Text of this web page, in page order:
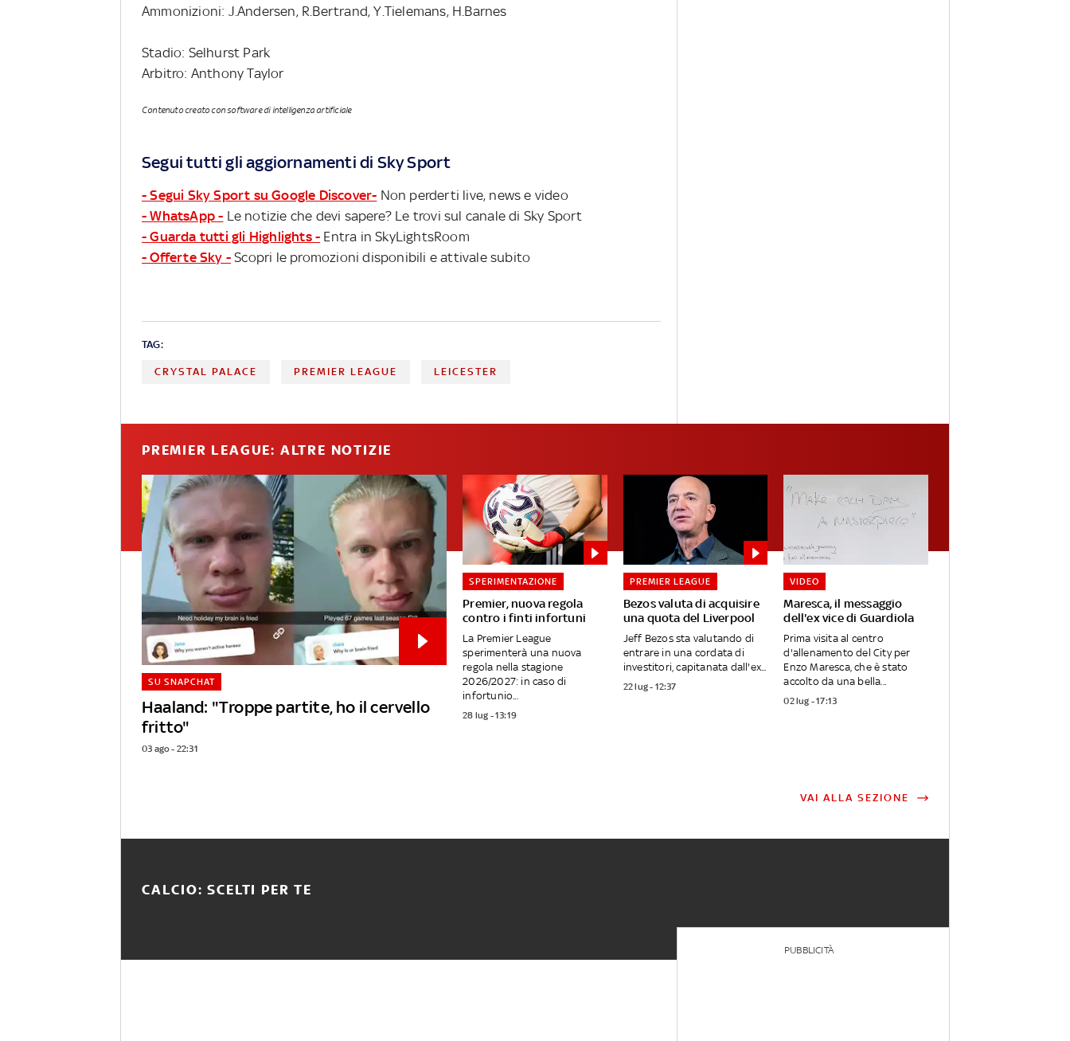
Ammonizioni: J.Andersen, R.Bertrand, Y.Tielemans, H.Barnes
Stadio: Selhurst Park
Arbitro: Anthony Taylor
Contenuto creato con software di intelligenza artificiale
Segui tutti gli aggiornamenti di Sky Sport
- Segui Sky Sport su Google Discover- Non perderti live, news e video
- WhatsApp - Le notizie che devi sapere? Le trovi sul canale di Sky Sport
- Guarda tutti gli Highlights - Entra in SkyLightsRoom
- Offerte Sky - Scopri le promozioni disponibili e attivale subito
TAG:
CRYSTAL PALACE PREMIER LEAGUE LEICESTER
PREMIER LEAGUE: ALTRE NOTIZIE
Haaland: "Troppe partite, ho il cervello
fritto"
SU SNAPCHAT
03 ago - 22:31
Premier, nuova regola
contro i finti infortuni
SPERIMENTAZIONE
La Premier League
sperimenterà una nuova
regola nella stagione
2026/2027: in caso di
infortunio...
28 lug - 13:19
Bezos valuta di acquisire
una quota del Liverpool
PREMIER LEAGUE
Jeff Bezos sta valutando di
entrare in una cordata di
investitori, capitanata dall'ex...
22 lug - 12:37
Maresca, il messaggio
dell'ex vice di Guardiola
VIDEO
Prima visita al centro
d'allenamento del City per
Enzo Maresca, che è stato
accolto da una bella...
02 lug - 17:13
VAI ALLA SEZIONE
CALCIO: SCELTI PER TE
PUBBLICITÀ